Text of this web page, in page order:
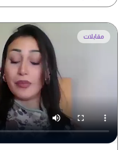
مقابلات